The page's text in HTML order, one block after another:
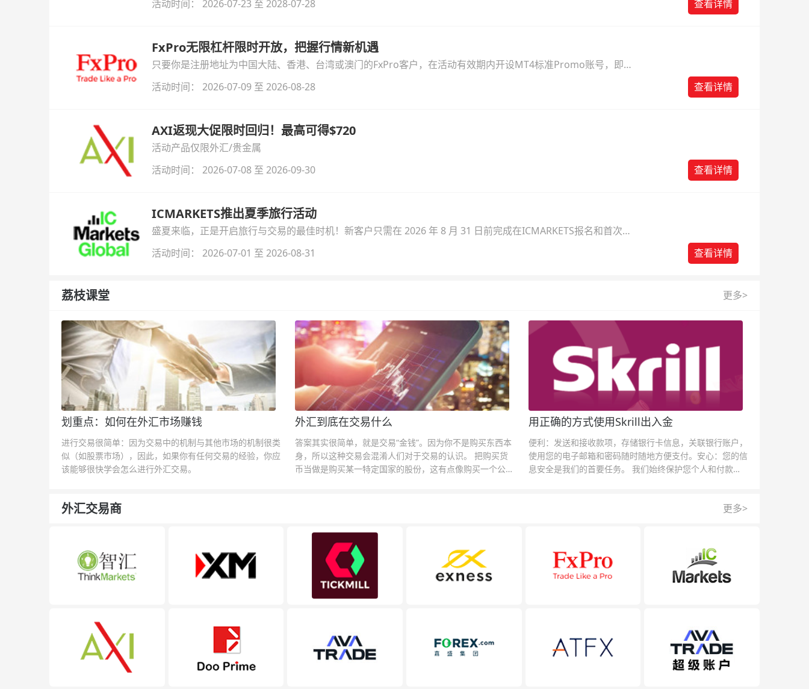
活动时间： 2026-07-23 至 2028-07-28
查看详情
FxPro无限杠杆限时开放，把握行情新机遇
只要你是注册地址为中国大陆、香港、台湾或澳门的FxPro客户，在活动有效期内开设MT4标准Promo账号，即可
自动解锁无限倍杠杆福利，无需额外复杂操作。
活动时间： 2026-07-09 至 2026-08-28 查看详情
AXI返现大促限时回归！最高可得$720
活动产品仅限外汇/贵金属
活动时间： 2026-07-08 至 2026-09-30
查看详情
ICMARKETS推出夏季旅行活动
盛夏来临，正是开启旅行与交易的最佳时机！新客户只需在 2026 年 8 月 31 日前完成在ICMARKETS报名和首次入
金即可参与！
活动时间： 2026-07-01 至 2026-08-31 查看详情
荔枝课堂 更多>
划重点：如何在外汇市场赚钱
进行交易很简单：因为交易中的机制与其他市场的机制很类
似（如股票市场），因此，如果你有任何交易的经验，你应
该能够很快学会怎么进行外汇交易。
外汇到底在交易什么
答案其实很简单，就是交易“金钱”。因为你不是购买东西本
身，所以这种交易会混淆人们对于交易的认识。 把购买货
币当做是购买某一特定国家的股份，这有点像购买一个公司
用正确的方式使用Skrill出入金
便利：发送和接收款项，存储银行卡信息，关联银行账户，
使用您的电子邮箱和密码随时随地方便支付。安心：您的信
息安全是我们的首要任务。 我们始终保护您个人和付款信
外汇交易商 更多>